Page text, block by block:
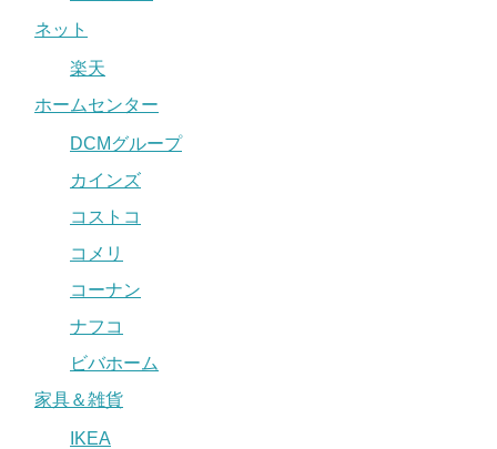
ネット
楽天
ホームセンター
DCMグループ
カインズ
コストコ
コメリ
コーナン
ナフコ
ビバホーム
家具＆雑貨
IKEA